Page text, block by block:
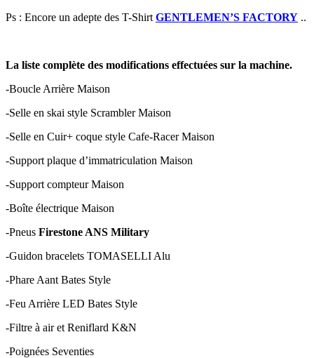
Ps : Encore un adepte des T-Shirt GENTLEMEN’S FACTORY ..
La liste complète des modifications effectuées sur la machine.
-Boucle Arrière Maison
-Selle en skai style Scrambler Maison
-Selle en Cuir+ coque style Cafe-Racer Maison
-Support plaque d’immatriculation Maison
-Support compteur Maison
-Boîte électrique Maison
-Pneus Firestone ANS Military
-Guidon bracelets TOMASELLI Alu
-Phare Aant Bates Style
-Feu Arrière LED Bates Style
-Filtre à air et Reniflard K&N
-Poignées Seventies